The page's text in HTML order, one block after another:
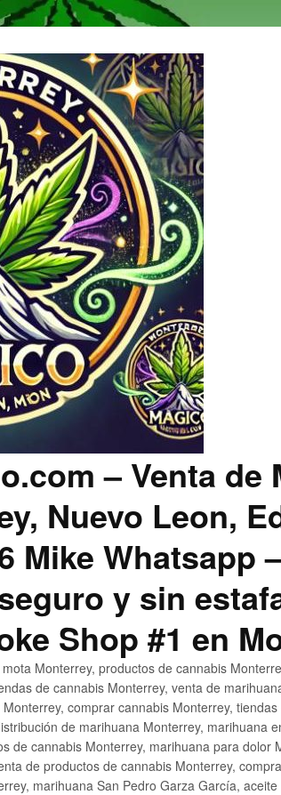
– Venta de
Nuevo Leon,
Mike Whatsapp
y sin
Shop #1 en
Monterrey, productos de cannabis
de cannabis Monterrey, venta de
comprar cannabis Monterrey,
de marihuana Monterrey, marihuana
de cannabis Monterrey, marihuana para dolor
de productos de cannabis Monterrey,
marihuana San Pedro Garza García,